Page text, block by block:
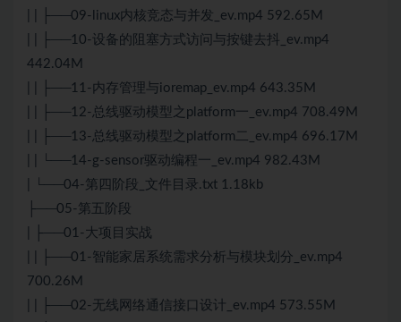
| | ├──09-linux内核竞态与并发_ev.mp4 592.65M
| | ├──10-设备的阻塞方式访问与按键去抖_ev.mp4
442.04M
| | ├──11-内存管理与ioremap_ev.mp4 643.35M
| | ├──12-总线驱动模型之platform一_ev.mp4 708.49M
| | ├──13-总线驱动模型之platform二_ev.mp4 696.17M
| | └──14-g-sensor驱动编程一_ev.mp4 982.43M
| └──04-第四阶段_文件目录.txt 1.18kb
├──05-第五阶段
| ├──01-大项目实战
| | ├──01-智能家居系统需求分析与模块划分_ev.mp4
700.26M
| | ├──02-无线网络通信接口设计_ev.mp4 573.55M